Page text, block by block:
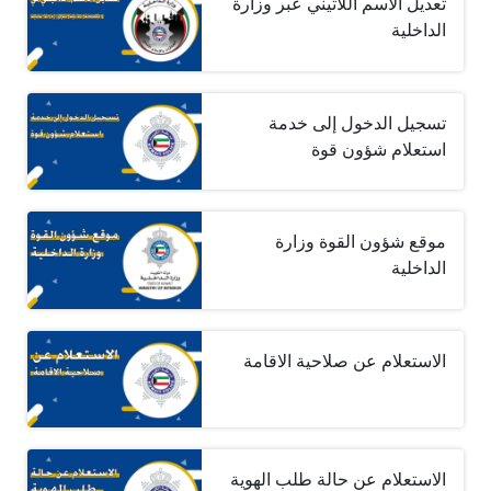
تعديل الاسم اللاتيني عبر وزارة
الداخلية
تسجيل الدخول إلى خدمة
استعلام شؤون قوة
موقع شؤون القوة وزارة
الداخلية
الاستعلام عن صلاحية الاقامة
الاستعلام عن حالة طلب الهوية